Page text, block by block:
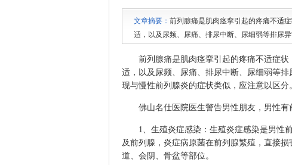
文章摘要： 前列腺痛是肌肉痉挛引起的疼痛不适
适，以及尿频、尿痛、排尿中断、尿细弱等排尿
前列腺痛是肌肉痉挛引起的疼痛不适症状
适，以及尿频、尿痛、排尿中断、尿细弱等
现与慢性前列腺炎的症状类似，应注意以区分
佛山名仕医院 医生警告男性朋友，男性有
1、生殖炎症感染：生殖炎症感染是男性前
及前列腺，炎症病原菌在前列腺繁殖，直接
道、会阴、骨盆等部位。